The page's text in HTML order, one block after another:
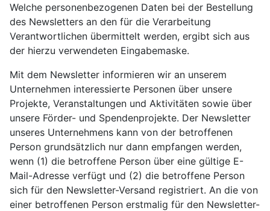
Welche personenbezogenen Daten bei der Bestellung
des Newsletters an den für die Verarbeitung
Verantwortlichen übermittelt werden, ergibt sich aus
der hierzu verwendeten Eingabemaske.
Mit dem Newsletter informieren wir an unserem
Unternehmen interessierte Personen über unsere
Projekte, Veranstaltungen und Aktivitäten sowie über
unsere Förder- und Spendenprojekte. Der Newsletter
unseres Unternehmens kann von der betroffenen
Person grundsätzlich nur dann empfangen werden,
wenn (1) die betroffene Person über eine gültige E-
Mail-Adresse verfügt und (2) die betroffene Person
sich für den Newsletter-Versand registriert. An die von
einer betroffenen Person erstmalig für den Newsletter-